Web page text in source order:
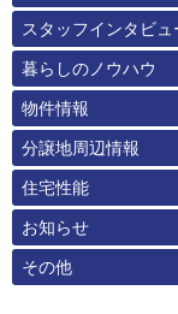
スタッフインタビュ
暮らしのノウハウ
物件情報
分譲地周辺情報
住宅性能
お知らせ
その他